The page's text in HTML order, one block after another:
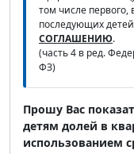
том числе первого,
последующих
СОГЛАШЕНИЮ.
(часть 4 в ред.
ФЗ)
Прошу Вас
детям долей в
использованием